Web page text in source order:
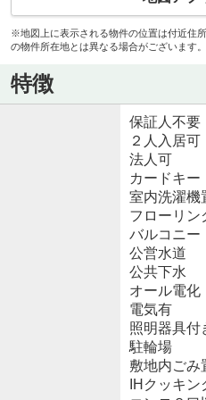
※地図上に表示される物件の位置は付近住
の物件所在地とは異なる場合がございます。
特徴
保証人不要
２人入居可
法人可
カードキー
室内洗濯機
フローリン
バルコニー
公営水道
公共下水
オール電化
電気有
照明器具付
駐輪場
敷地内ごみ
IHクッキ